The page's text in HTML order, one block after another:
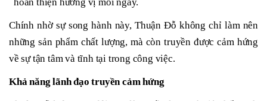
Chính nhờ sự song hành này, Thuận Đỗ không chỉ làm nên
những sản phẩm chất lượng, mà còn truyền được cảm hứng
về sự tận tâm và tĩnh tại trong công việc.
Khả năng lãnh đạo truyền cảm hứng